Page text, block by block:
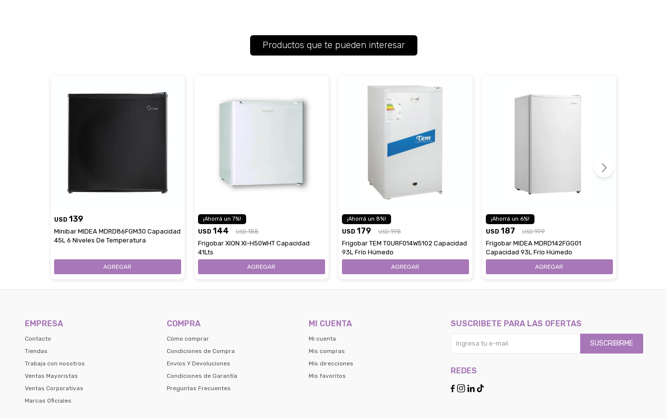
Productos que te pueden interesar
USD 139
Minibar MIDEA MDRD86FGM30 Capacidad
45L 6 Niveles De Temperatura
7
USD 144 USD 155
Frigobar XION XI-H50WHT Capacidad
41Lts
8
USD 179 USD 195
Frigobar TEM T0URF014W5102 Capacidad
93L Frío Húmedo
6
USD 187 USD 199
Frigobar MIDEA MDRD142FGG01
Capacidad 93L Frío Húmedo
EMPRESA
Contacto
Tiendas
Trabaja con nosotros
Ventas Mayoristas
Ventas Corporativas
Marcas Oficiales
COMPRA
Cómo comprar
Condiciones de Compra
Envíos Y Devoluciones
Condiciones de Garantía
Preguntas Frecuentes
MI CUENTA
Mi cuenta
Mis compras
Mis direcciones
Mis favoritos
SUSCRIBETE PARA LAS OFERTAS
SUSCRIBIRME
REDES
   